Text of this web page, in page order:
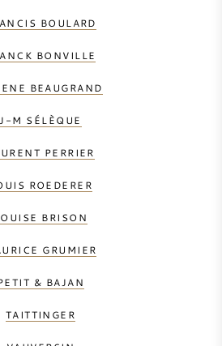
BOULARD
BONVILLE
BEAUGRAND
J-M SÉLÈQUE
PERRIER
ROEDERER
BRISON
GRUMIER
& BAJAN
TAITTINGER